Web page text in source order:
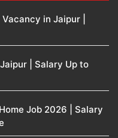
in Jaipur |
| Salary Up to
Job 2026 | Salary